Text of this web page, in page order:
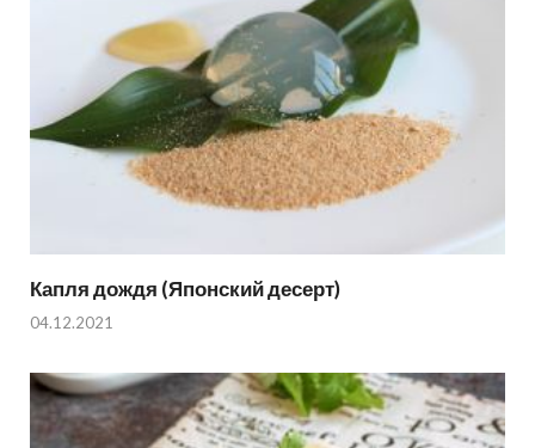
Капля дождя (Японский десерт)
04.12.2021